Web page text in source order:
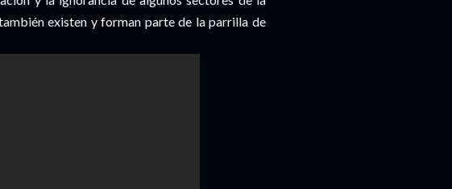
existen y forman parte de la parrilla de